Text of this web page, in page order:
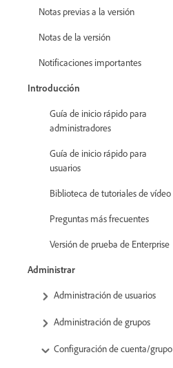
Notas previas a la versión
Notas de la versión
Notificaciones importantes
Introducción
Guía de inicio rápido para
administradores
Guía de inicio rápido para
usuarios
Biblioteca de tutoriales de vídeo
Preguntas más frecuentes
Versión de prueba de Enterprise
Administrar
Administración de usuarios
Administración de grupos
Configuración de cuenta/grupo